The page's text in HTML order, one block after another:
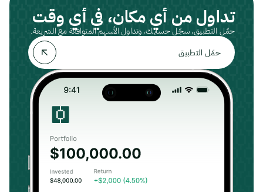
تداول من أي مكان، في أي وقت
حمّل التطبيق، سجّل حسابك، وتداول الأسهم المتوافقة مع الشريعة.
حمّل التطبيق